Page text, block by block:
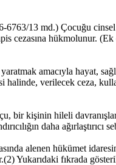
13 md.) Çocuğu
cezasına hükmolunur.
amacıyla hayat,
halinde, verilecek ceza,
bir kişinin hileli
daha ağırlaştırıcı
alenen hükümet
Yukarıdaki fıkrada